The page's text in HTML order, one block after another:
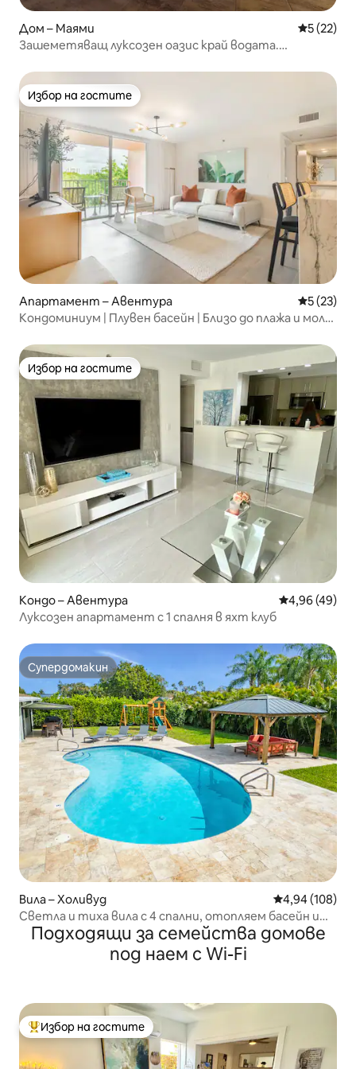
Дом – Маями Средна
5 (22)
Зашеметяващ луксозен оазис край водата.
Избор на гостите
Избор на гостите
Апартамент – Авентура Средна
5 (23)
Кондоминиум | Плувен басейн | Близо до плажа и мол
Избор на гостите
Избор на гостите
Кондо – Авентура Средна
4,96 (49)
Луксозен апартамент с 1 спалня в яхт клуб
Супердомакин
Супердомакин
Вила – Холивуд Средна
4,94 (108)
Светла и тиха вила с 4 спални, отопляем басейн и
барбекю
Подходящи за семейства домове
под наем с Wi-Fi
Най-популярен избор на гостите
Избор на гостите